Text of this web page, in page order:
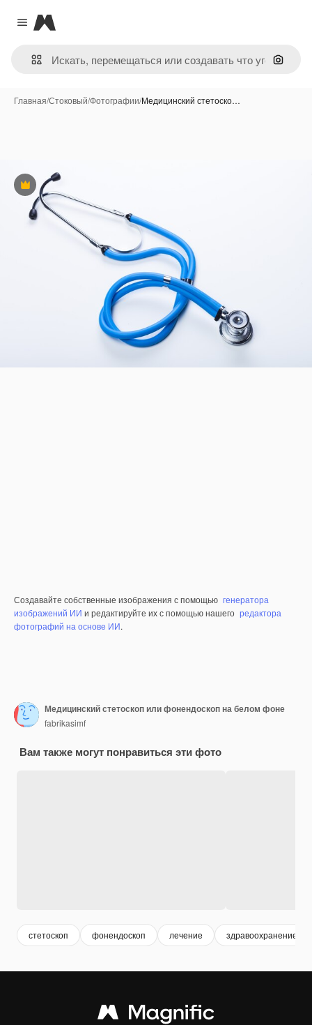
Close menu
Magnific
Поиск
Главная/Стоковый/Фотографии/Медицинский стетоско…
Премиум
Создавайте собственные изображения с помощью генератора
изображений ИИ и редактируйте их с помощью нашего редактора
фотографий на основе ИИ.
Медицинский стетоскоп или фонендоскоп на белом фоне
fabrikasimf
Вам также могут понравиться эти фото
стетоскоп фонендоскоп лечение здравоохранение